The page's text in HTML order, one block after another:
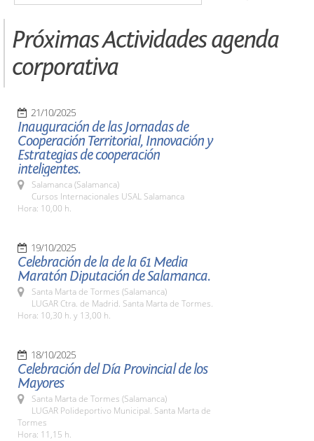
Próximas Actividades agenda
corporativa
21/10/2025
Inauguración de las Jornadas de
Cooperación Territorial, Innovación y
Estrategias de cooperación
inteligentes.
Salamanca (Salamanca)
Cursos Internacionales USAL Salamanca
Hora: 10,00 h.
19/10/2025
Celebración de la de la 61 Media
Maratón Diputación de Salamanca.
Santa Marta de Tormes (Salamanca)
LUGAR Ctra. de Madrid. Santa Marta de Tormes.
Hora: 10,30 h. y 13,00 h.
18/10/2025
Celebración del Día Provincial de los
Mayores
Santa Marta de Tormes (Salamanca)
LUGAR Polideportivo Municipal. Santa Marta de
Tormes
Hora: 11,15 h.